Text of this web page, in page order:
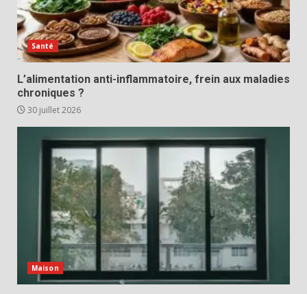
Santé
L’alimentation anti-inflammatoire, frein aux maladies
chroniques ?
30 juillet 2026
Maison